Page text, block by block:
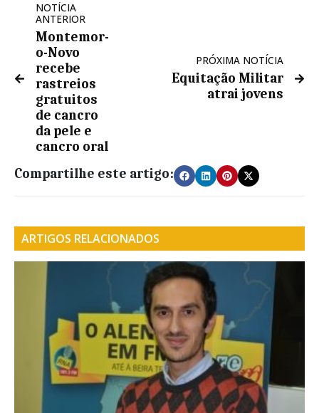
NOTÍCIA
ANTERIOR
Montemor-
o-Novo
recebe
rastreios
gratuitos
de cancro
da pele e
cancro oral
PRÓXIMA NOTÍCIA
Equitação Militar
atrai jovens
Compartilhe este artigo:
ARTIGOS RELACIONADOS